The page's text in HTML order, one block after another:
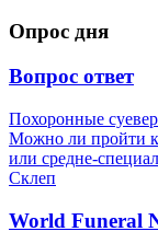
Опрос дня
Вопрос ответ
Похоронные
Можно ли пройти
или средне-
Склеп
World Funeral